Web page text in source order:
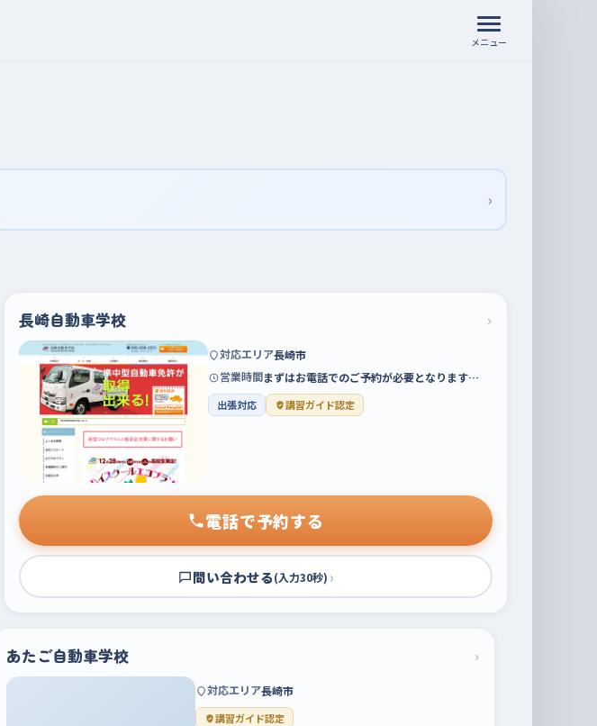
メニュー
›
長崎自動車学校 ›
対応エリア長崎市
営業時間まずはお電話でのご予約が必要となります…
出張対応 講習ガイド認定
電話で予約する
問い合わせる(入力30秒) ›
あたご自動車学校 ›
対応エリア長崎市
講習ガイド認定